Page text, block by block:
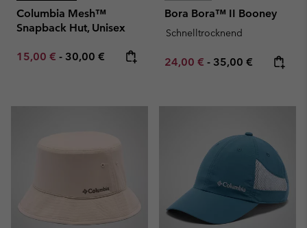
Columbia Mesh™
Snapback Hut, Unisex
Minimum sale price:
15,00 € - Maximum price:
30,00 €
Bora Bora™ II Booney
Schnelltrocknend
Minimum sale price:
24,00 € - Maximum price:
35,00 €